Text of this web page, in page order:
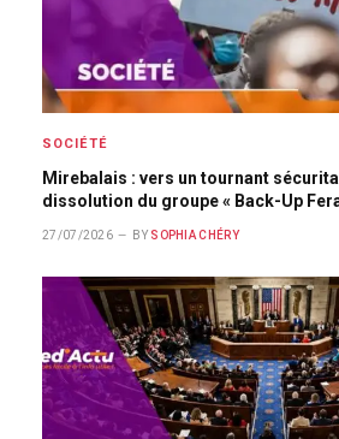
SOCIÉTÉ
Mirebalais : vers un tournant
dissolution du groupe « Back-Up
27/07/2026 BY SOPHIA CHÉRY